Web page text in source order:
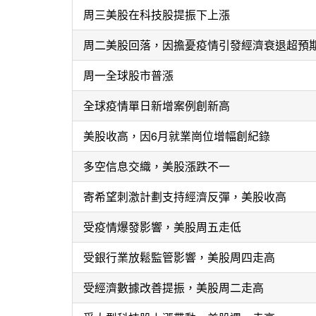
周三美股在科技股提振下上漲
周二美股回落，因擔憂疫情引發經濟衰退超預
周一全球股市普漲
全球疫情單日新增案例創新高
美股收高，因6月就業崗位增幅創紀錄
多空信息交織，美股漲跌不一
寄希望刺激計劃支持經濟反彈，美股收高
受疫情爆發影響，美股周五走低
受銀行業放鬆監管影響，美股周四走高
受經濟數據改善提振，美股周二走高